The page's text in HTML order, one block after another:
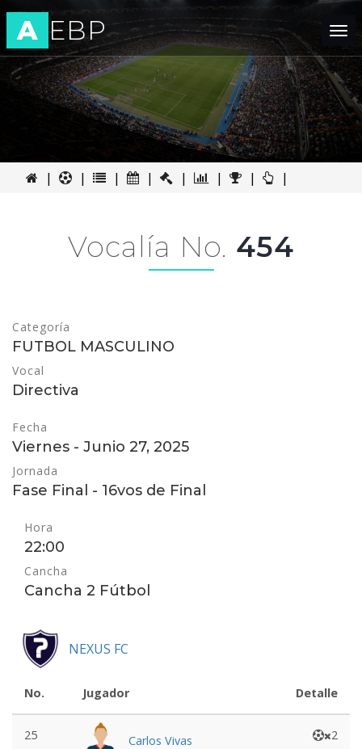
A EBP
| | | | | | | |
Vocalía No. 454
Categoría
FUTBOL MASCULINO
Vocal
Directiva
Fecha
Viernes - Junio 27, 2025
Jornada
Fase Final - 16vos de Final
Hora
22:00
Cancha
Cancha 2 Fútbol
NEXUS FC
No. Jugador Detalle
25 Carlos Vivas 2